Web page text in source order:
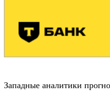
Западные аналитики